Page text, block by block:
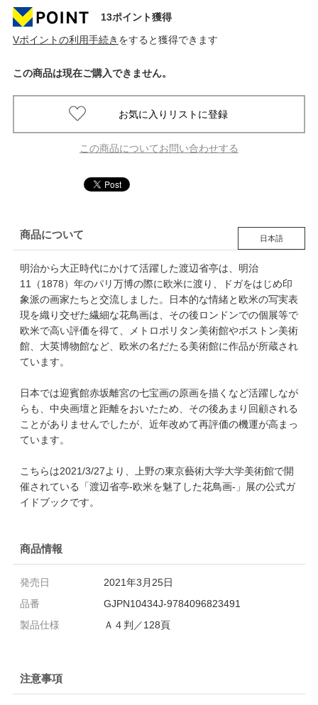
13ポイント獲得
Vポイントの利用手続き をすると獲得できます
この商品は現在ご購入できません。
この商品についてお問い合わせする
商品について 日本語
明治から大正時代にかけて活躍した渡辺省亭は、明治
11（1878）年のパリ万博の際に欧米に渡り、ドガをはじめ印
象派の画家たちと交流しました。日本的な情緒と欧米の写実表
現を織り交ぜた繊細な花鳥画は、その後ロンドンでの個展等で
欧米で高い評価を得て、メトロポリタン美術館やボストン美術
館、大英博物館など、欧米の名だたる美術館に作品が所蔵され
ています。
日本では迎賓館赤坂離宮の七宝画の原画を描くなど活躍しなが
らも、中央画壇と距離をおいたため、その後あまり回顧される
ことがありませんでしたが、近年改めて再評価の機運が高まっ
ています。
こちらは2021/3/27より、上野の東京藝術大学大学美術館で開
催されている「渡辺省亭-欧米を魅了した花鳥画-」展の公式ガ
イドブックです。
商品情報
発売日
2021年3月25日
品番
GJPN10434J-9784096823491
製品仕様
Ａ４判／128頁
注意事項